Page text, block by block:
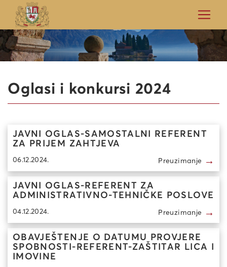
Oglasi i konkursi 2024
JAVNI OGLAS-SAMOSTALNI REFERENT
ZA PRIJEM ZAHTJEVA
06.12.2024. Preuzimanje →
JAVNI OGLAS-REFERENT ZA
ADMINISTRATIVNO-TEHNIČKE POSLOVE
04.12.2024. Preuzimanje →
OBAVJEŠTENJE O DATUMU PROVJERE
SPOBNOSTI-REFERENT-ZAŠTITAR LICA I
IMOVINE